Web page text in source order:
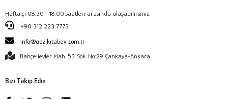
Haftaiçi 08:30 - 18:00 saatleri arasında ulaşabilirsiniz.
+90 312 223 7773
info@gazikitabevi.com.tr
Bahçelievler Mah. 53. Sok. No:29 Çankaya-Ankara
Bizi Takip Edin